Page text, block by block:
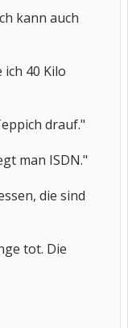
kann auch
40 Kilo
drauf."
man ISDN."
die sind
tot. Die